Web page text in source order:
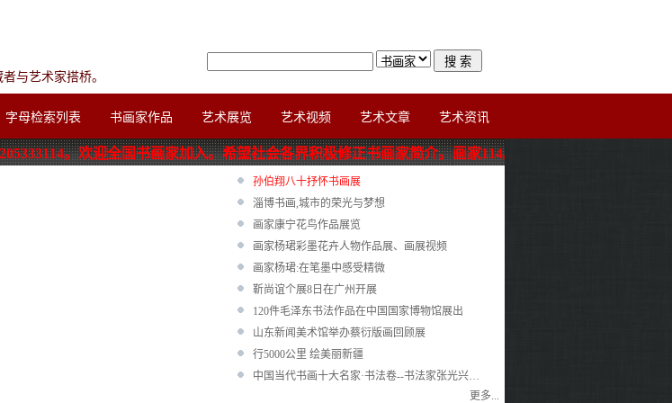
与艺术家搭桥。
字母检索列表 书画家作品 艺术展览 艺术视频 艺术文章 艺术资讯
。欢迎全国书画家加入。希望社会各界积极修正书画家简介。画家114,补充更新作者照片、简介与书
孙伯翔八十抒怀书画展
淄博书画,城市的荣光与梦想
画家康宁花鸟作品展览
画家杨珺彩墨花卉人物作品展、画展视频
画家杨珺:在笔墨中感受精微
靳尚谊个展8日在广州开展
120件毛泽东书法作品在中国国家博物馆展出
山东新闻美术馆举办蔡衍版画回顾展
行5000公里 绘美丽新疆
中国当代书画十大名家·书法卷--书法家张光兴…
更多...